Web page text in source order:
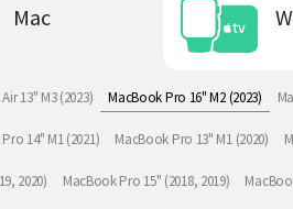
Mac
13" M3 (2023) MacBook Pro 16" M2 (2023)
14" M1 (2021) MacBook Pro 13" M1 (2020)
2020) MacBook Pro 15" (2018, 2019)